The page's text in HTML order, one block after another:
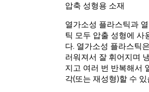
압축 성형용 소재
열가소성 플라스틱과
틱 모두 압출 성형에 사
다. 열가소성 플라스틱
러워져서 잘 휘어지며
지고 여러 번 반복해서
각(또는 재성형)할 수 있